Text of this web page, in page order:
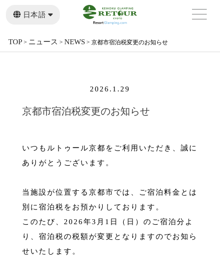
日本語
TOP> ニュース > NEWS> 京都市宿泊税変更のお知らせ
2026.1.29
京都市宿泊税変更のお知らせ
いつもルトゥール京都をご利用いただき、誠に
ありがとうございます。
当施設が位置する京都市では、ご宿泊料金とは
別に宿泊税をお預かりしております。
このたび、2026年3月1日（日）のご宿泊分よ
り、宿泊税の税額が変更となりますのでお知ら
せいたします。